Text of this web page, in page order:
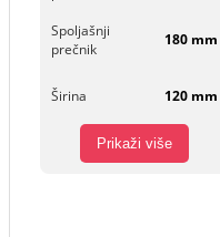
Spoljašnji
prečnik
180 mm
Širina 120 mm
Prikaži više